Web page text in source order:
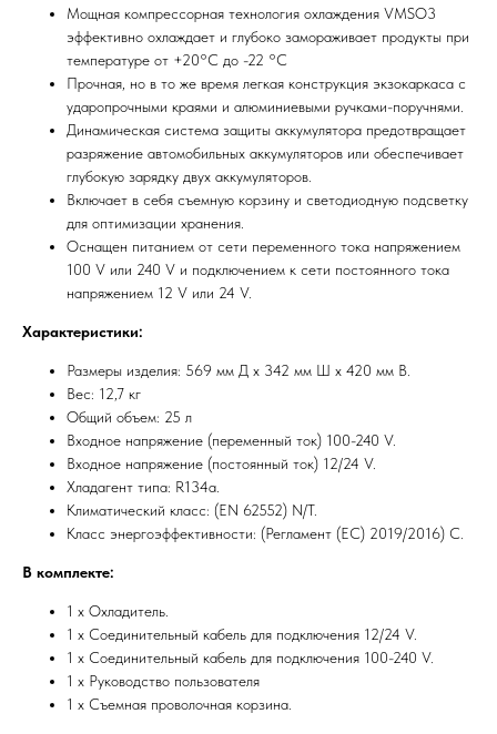
Мощная компрессорная технология охлаждения VMSO3
эффективно охлаждает и глубоко замораживает продукты при
температуре от +20°C до -22 °C
Прочная, но в то же время легкая конструкция экзокаркаса с
ударопрочными краями и алюминиевыми ручками-поручнями.
Динамическая система защиты аккумулятора предотвращает
разряжение автомобильных аккумуляторов или обеспечивает
глубокую зарядку двух аккумуляторов.
Включает в себя съемную корзину и светодиодную подсветку
для оптимизации хранения.
Оснащен питанием от сети переменного тока напряжением
100 V или 240 V и подключением к сети постоянного тока
напряжением 12 V или 24 V.
Характеристики:
Размеры изделия: 569 мм Д x 342 мм Ш x 420 мм В.
Вес: 12,7 кг
Общий объем: 25 л
Входное напряжение (переменный ток) 100-240 V.
Входное напряжение (постоянный ток) 12/24 V.
Хладагент типа: R134a.
Климатический класс: (EN 62552) N/T.
Класс энергоэффективности: (Регламент (ЕС) 2019/2016) C.
В комплекте:
1 x Охладитель.
1 x Соединительный кабель для подключения 12/24 V.
1 x Соединительный кабель для подключения 100-240 V.
1 x Руководство пользователя
1 x Съемная проволочная корзина.